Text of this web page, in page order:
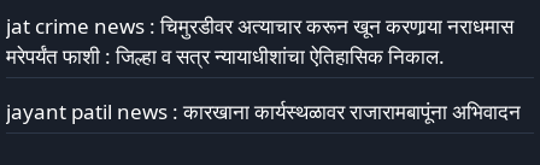
jat crime news : चिमुरडीवर अत्याचार करून खून करणार्‍या नराधमास
मरेपर्यंत फाशी : जिल्हा व सत्र न्यायाधीशांचा ऐतिहासिक निकाल.
jayant patil news : कारखाना कार्यस्थळावर राजारामबापूंना अभिवादन